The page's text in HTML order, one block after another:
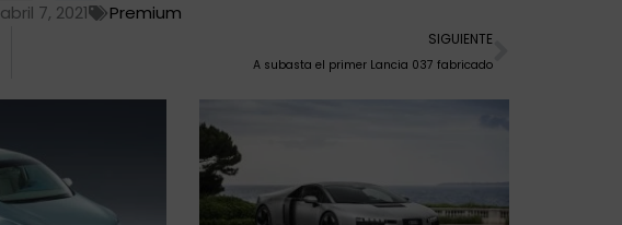
abril 7, 2021 Premium
SIGUIENTE
A subasta el primer Lancia 037 fabricado
Siguiente